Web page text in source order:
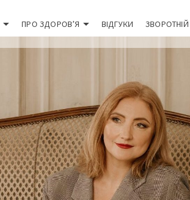
ПРО ЗДОРОВ’Я ВІДГУКИ